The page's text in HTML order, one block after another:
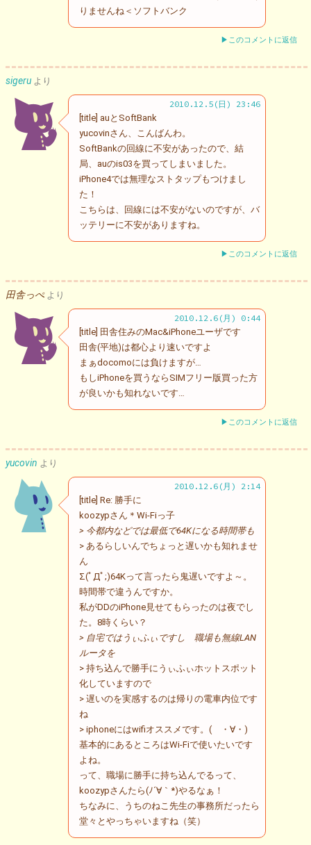
りませんね＜ソフトバンク
▶このコメントに返信
sigeru より
2010.12.5(日) 23:46
[title] auとSoftBank
yucovinさん、こんばんわ。
SoftBankの回線に不安があったので、結
局、auのis03を買ってしまいました。
iPhone4では無理なストタップもつけまし
た！
こちらは、回線には不安がないのですが、バ
ッテリーに不安がありますね。
▶このコメントに返信
田舎っぺ より
2010.12.6(月) 0:44
[title] 田舎住みのMac&iPhoneユーザです
田舎(平地)は都心より速いですよ
まぁdocomoには負けますが…
もしiPhoneを買うならSIMフリー版買った方
が良いかも知れないです…
▶このコメントに返信
yucovin より
2010.12.6(月) 2:14
[title] Re: 勝手に
koozypさん＊Wi-Fiっ子
> 今都内などでは最低で64Kになる時間帯も
> あるらしいんでちょっと遅いかも知れませ
ん
Σ(ﾟДﾟ;)64Kって言ったら鬼遅いですよ～。
時間帯で違うんですか。
私がDDのiPhone見せてもらったのは夜でし
た。8時くらい？
> 自宅ではうぃふぃですし 職場も無線LAN
ルータを
> 持ち込んで勝手にうぃふぃホットスポット
化していますので
> 遅いのを実感するのは帰りの電車内位です
ね
> iphoneにはwifiオススメです。( ・∀・)
基本的にあるところはWi-Fiで使いたいです
よね。
って、職場に勝手に持ち込んでるって、
koozypさんたら(ﾉ´∀｀*)やるなぁ！
ちなみに、うちのねこ先生の事務所だったら
堂々とやっちゃいますね（笑）